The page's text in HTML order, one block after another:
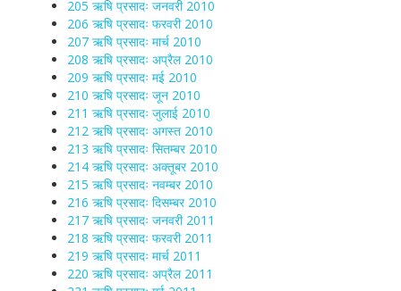
205 ऋषि प्रसादः जनवरी 2010
206 ऋषि प्रसादः फरवरी 2010
207 ऋषि प्रसादः मार्च 2010
208 ऋषि प्रसादः अप्रैल 2010
209 ऋषि प्रसादः मई 2010
210 ऋषि प्रसादः जून 2010
211 ऋषि प्रसादः जुलाई 2010
212 ऋषि प्रसादः अगस्त 2010
213 ऋषि प्रसादः सितम्बर 2010
214 ऋषि प्रसादः अक्तूबर 2010
215 ऋषि प्रसादः नवम्बर 2010
216 ऋषि प्रसादः दिसम्बर 2010
217 ऋषि प्रसादः जनवरी 2011
218 ऋषि प्रसादः फरवरी 2011
219 ऋषि प्रसादः मार्च 2011
220 ऋषि प्रसादः अप्रैल 2011